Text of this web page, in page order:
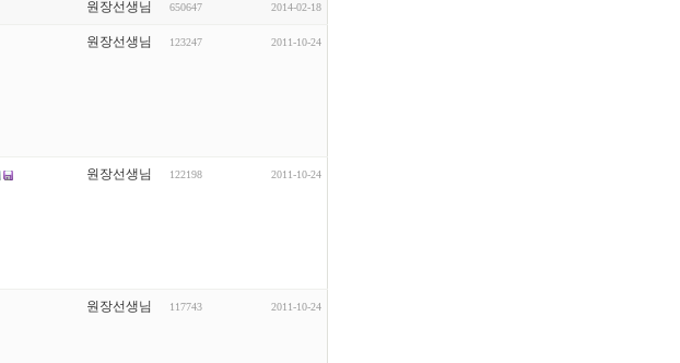
원장선생님 650647 2014-02-18
원장선생님 123247 2011-10-24
원장선생님 122198 2011-10-24
원장선생님 117743 2011-10-24